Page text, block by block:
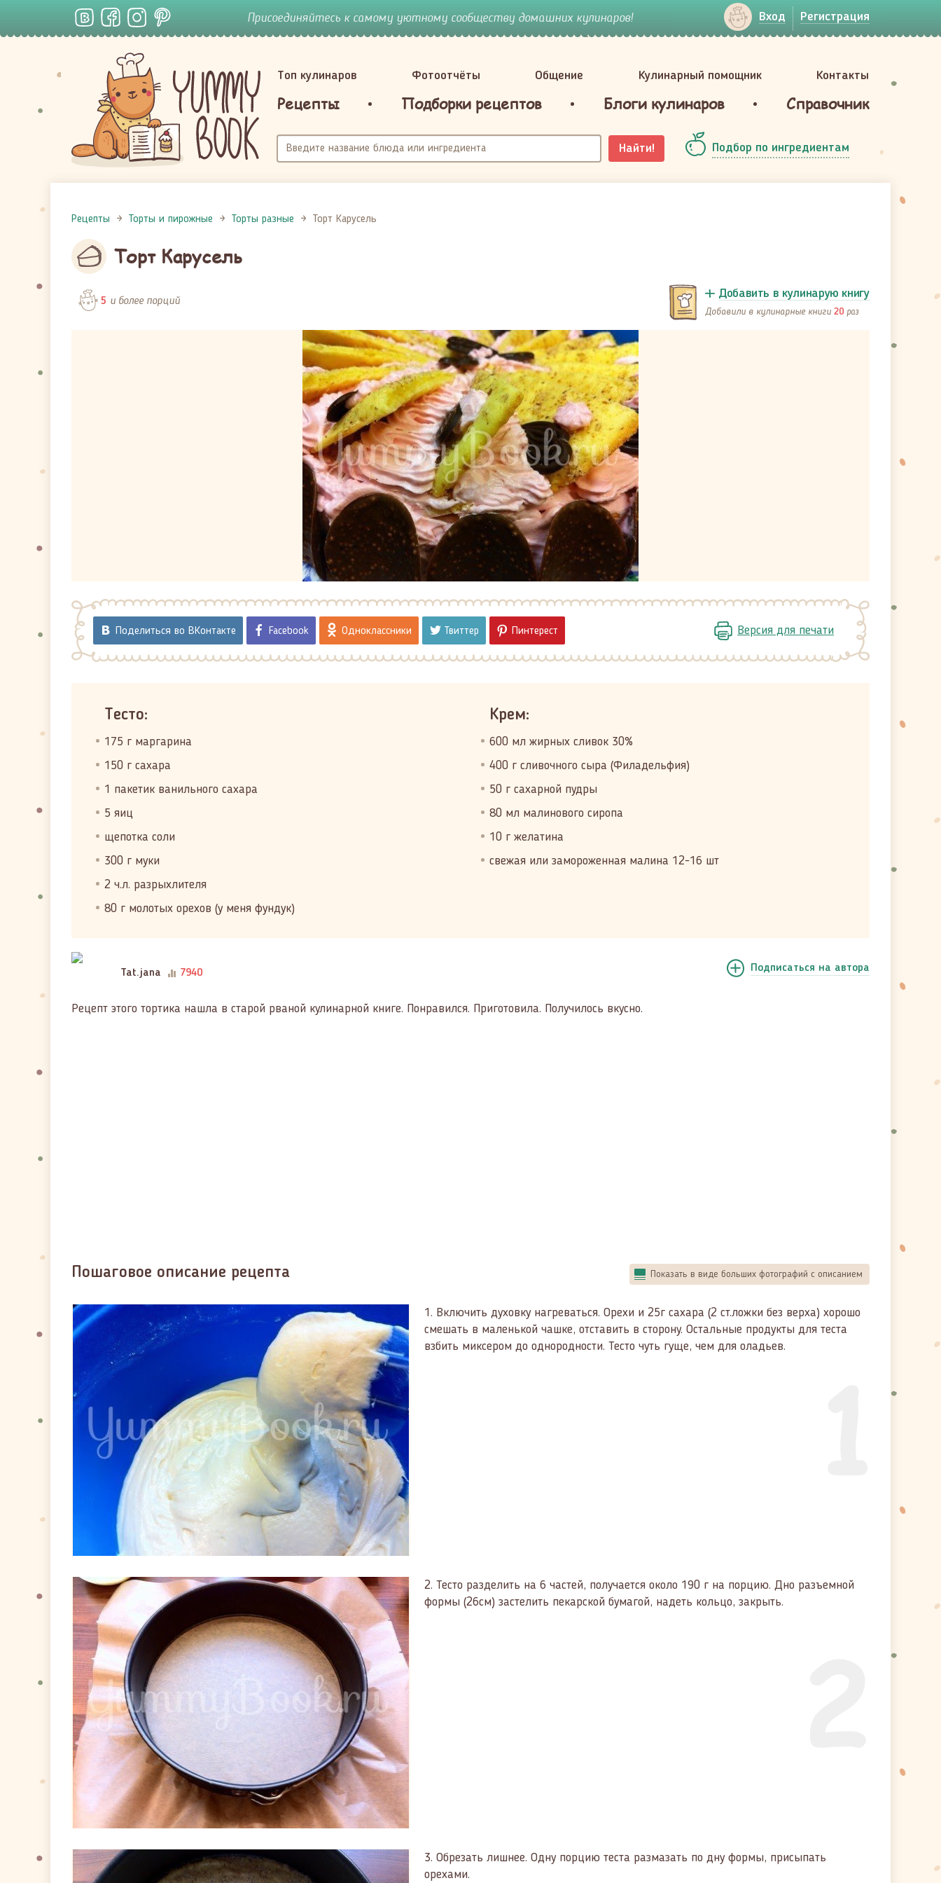
Присоединяйтесь к самому уютному сообществу домашних кулинаров! Вход Регистрация
Топ кулинаров Фотоотчёты Общение Кулинарный помощник Контакты
Рецепты Подборки рецептов Блоги кулинаров Справочник
Найти! Подбор по ингредиентам
Рецепты Торты и пирожные Торты разные Торт Карусель
Торт Карусель
5 и более порций Добавить в кулинарую книгу
Добавили в кулинарные книги 20 раз
Поделиться во ВКонтакте Facebook Одноклассники Твиттер Пинтерест Версия для печати
Тесто:
175 г маргарина
150 г сахара
1 пакетик ванильного сахара
5 яиц
щепотка соли
300 г муки
2 ч.л. разрыхлителя
80 г молотых орехов (у меня фундук)
Крем:
600 мл жирных сливок 30%
400 г сливочного сыра (Филадельфия)
50 г сахарной пудры
80 мл малинового сиропа
10 г желатина
свежая или замороженная малина 12-16 шт
Tat.jana 7940 Подписаться на автора
Рецепт этого тортика нашла в старой рваной кулинарной книге. Понравился. Приготовила. Получилось вкусно.
Пошаговое описание рецепта Показать в виде больших фотографий с описанием
1. Включить духовку нагреваться. Орехи и 25г сахара (2 ст.ложки без верха) хорошо
смешать в маленькой чашке, отставить в сторону. Остальные продукты для теста
взбить миксером до однородности. Тесто чуть гуще, чем для оладьев.
2. Тесто разделить на 6 частей, получается около 190 г на порцию. Дно разъемной
формы (26см) застелить пекарской бумагой, надеть кольцо, закрыть.
3. Обрезать лишнее. Одну порцию теста размазать по дну формы, присыпать
орехами.